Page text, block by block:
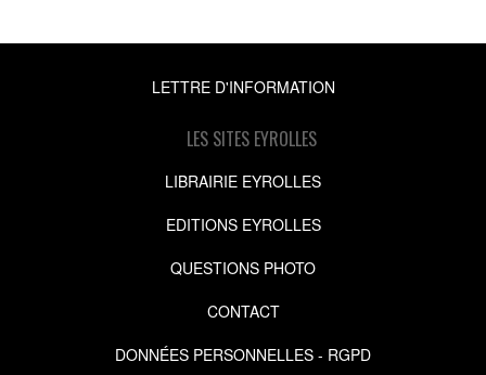
LETTRE D'INFORMATION
LES SITES EYROLLES
LIBRAIRIE EYROLLES
EDITIONS EYROLLES
QUESTIONS PHOTO
CONTACT
DONNÉES PERSONNELLES - RGPD